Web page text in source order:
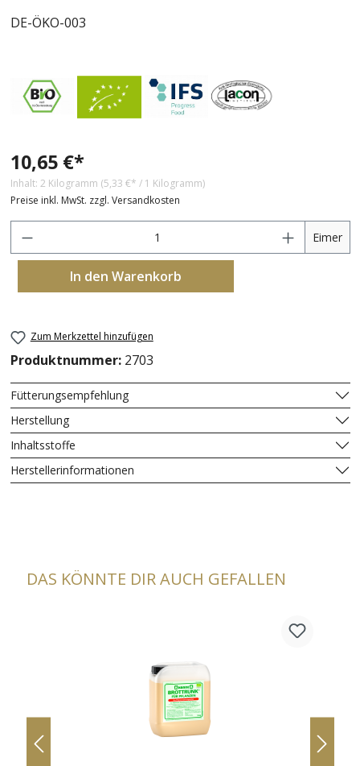
DE-ÖKO-003
10,65 €*
Inhalt: 2 Kilogramm (5,33 €* / 1 Kilogramm)
Preise inkl. MwSt. zzgl. Versandkosten
Eimer
In den Warenkorb
Zum Merkzettel hinzufügen
Produktnummer: 2703
Fütterungsempfehlung
Herstellung
Inhaltsstoffe
Herstellerinformationen
DAS KÖNNTE DIR AUCH GEFALLEN